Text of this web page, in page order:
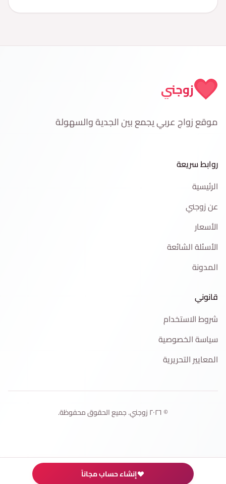
زوجني
موقع زواج عربي يجمع بين الجدية والسهولة
روابط سريعة
الرئيسية
عن زوجني
الأسعار
الأسئلة الشائعة
المدونة
قانوني
شروط الاستخدام
سياسة الخصوصية
المعايير التحريرية
© ٢٠٢٦ زوجني. جميع الحقوق محفوظة.
إنشاء حساب مجاناً